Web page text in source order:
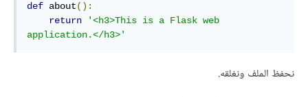
def about():
return
'<h3>This is a Flask web
application.</h3>'
نحفظ الملف ونغلقه.